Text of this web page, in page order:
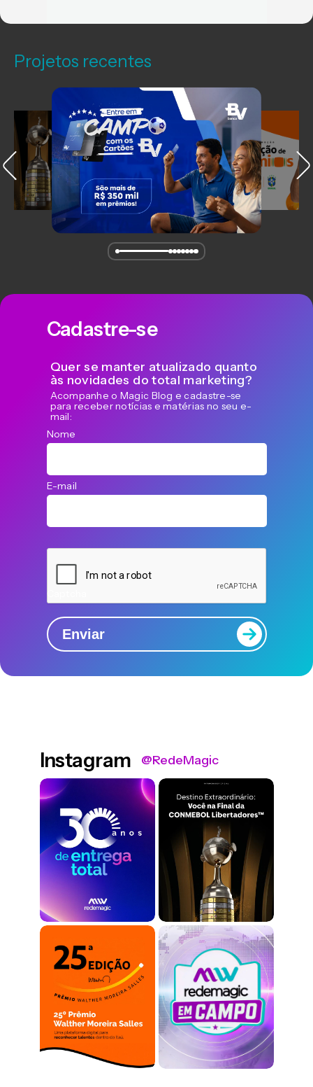
Cadastre-se
Quer se manter atualizado quanto
às novidades do total marketing?
Acompanhe o Magic Blog e cadastre-se
para receber notícias e matérias no seu e-
mail:
Nome
E-mail
Enviar
Instagram @RedeMagic
Projetos recentes